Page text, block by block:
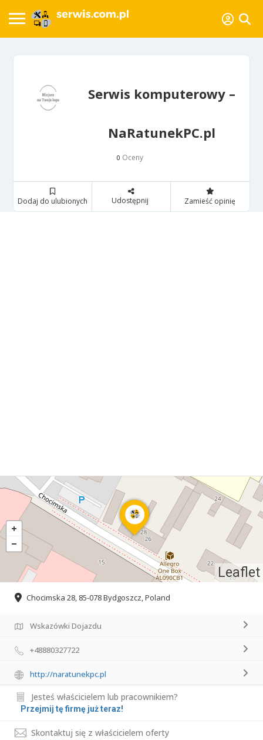
Serwis komputerowy –
NaRatunekPC.pl
0 Oceny
Dodaj do ulubionych Udostępnij Zamieść opinię
Leaflet
Chocimska 28, 85-078 Bydgoszcz, Poland
Wskazówki Dojazdu
+48880327722
http://naratunekpc.pl
Jesteś właścicielem lub pracownikiem?
Przejmij tę firmę już teraz!
Skontaktuj się z właścicielem oferty